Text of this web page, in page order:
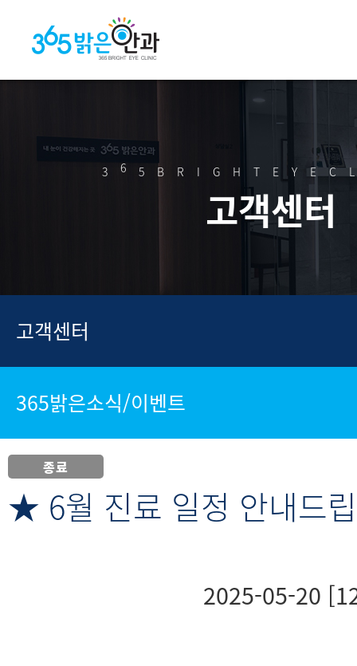
3 6
고객센터
고객센터
365밝은소식/이벤트
종료
★ 6월 진료 일정 안내드
2025-05-20